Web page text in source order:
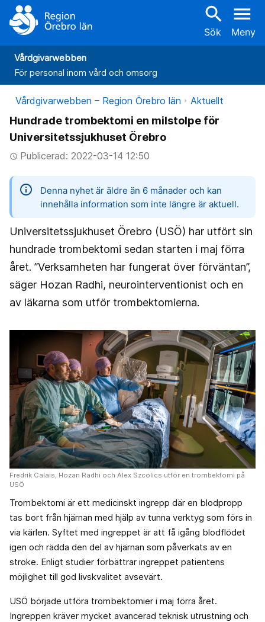
search
Sök
menu
Meny
Vårdgivarwebben
För personal inom vård och omsorg
Vårdgivarwebben – Region Örebro län Aktuellt
Hundrade trombektomi en milstolpe för
Universitetssjukhuset Örebro
access_timePublicerad: 2022-03-14 12:50
information
Denna nyhet är äldre än 6 månader och kan
innehålla information som inte längre är aktuell.
Universitetssjukhuset Örebro (USÖ) har utfört sin
hundrade trombektomi sedan starten i maj förra
året. ”Verksamheten har fungerat över förväntan”,
säger Hozan Radhi, neurointerventionist och en
av läkarna som utför trombektomierna.
Fredrik Calais, Hozan Radhi och Alex Szcolics utför en trombektomi på
USÖ
Trombektomi är ett medicinskt ingrepp där en blodpropp
tas bort från hjärnan med hjälp av tunna verktyg som förs in
via kärlen. Syftet med ingreppet är att få igång blodflödet
igen och rädda den del av hjärnan som påverkats av en
stroke. Enligt studier förbättrar ingreppet patientens
möjlighet till god livskvalitet avsevärt.
USÖ började utföra trombektomier i maj förra året.
Ingreppen kräver mycket avancerad teknisk utrustning och